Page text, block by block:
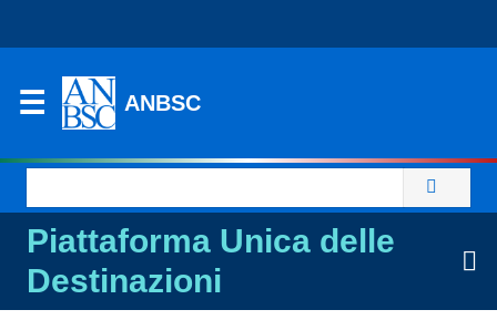
ANBSC
per:
Piattaforma Unica delle
Destinazioni